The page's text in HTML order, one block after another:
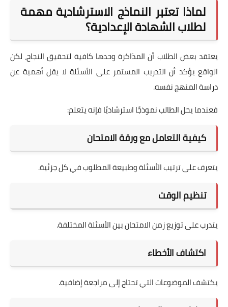
لماذا تعتبر النماذج الاسترشادية مهمة
لطلاب الشهادة الإعدادية؟
يعتقد بعض الطلاب أن المذاكرة وحدها كافية لتحقيق النجاح، لكن
الواقع يؤكد أن التدريب المستمر على الأسئلة لا يقل أهمية عن
دراسة المنهج نفسه.
فعندما يحل الطالب نموذجًا استرشاديًا فإنه يتعلم:
كيفية التعامل مع ورقة الامتحان
يتعرف على ترتيب الأسئلة وطبيعة المطلوب في كل جزئية.
تنظيم الوقت
يتدرب على توزيع زمن الامتحان بين الأسئلة المختلفة.
اكتشاف الأخطاء
يكتشف الموضوعات التي تحتاج إلى مراجعة إضافية.